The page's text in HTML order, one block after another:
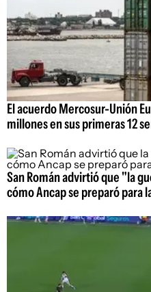
El acuerdo Mercosur-Unión
millones en sus primeras 12
San Román advirtió que "la
cómo Ancap se preparó para